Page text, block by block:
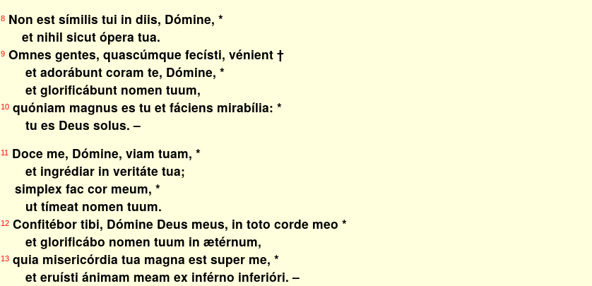
8 Non est símilis tui in diis, Dómine, *
et nihil sicut ópera tua.
9 Omnes gentes, quascúmque fecísti, vénient †
et adorábunt coram te, Dómine, *
et glorificábunt nomen tuum,
10 quóniam magnus es tu et fáciens mirabília: *
tu es Deus solus. –
11
Doce me, Dómine, viam tuam, *
et ingrédiar in veritáte tua;
simplex fac cor meum, *
ut tímeat nomen tuum.
12 Confitébor tibi, Dómine Deus meus, in toto corde meo *
et glorificábo nomen tuum in ætérnum,
13 quia misericórdia tua magna est super me, *
et eruísti ánimam meam ex inférno inferióri. –